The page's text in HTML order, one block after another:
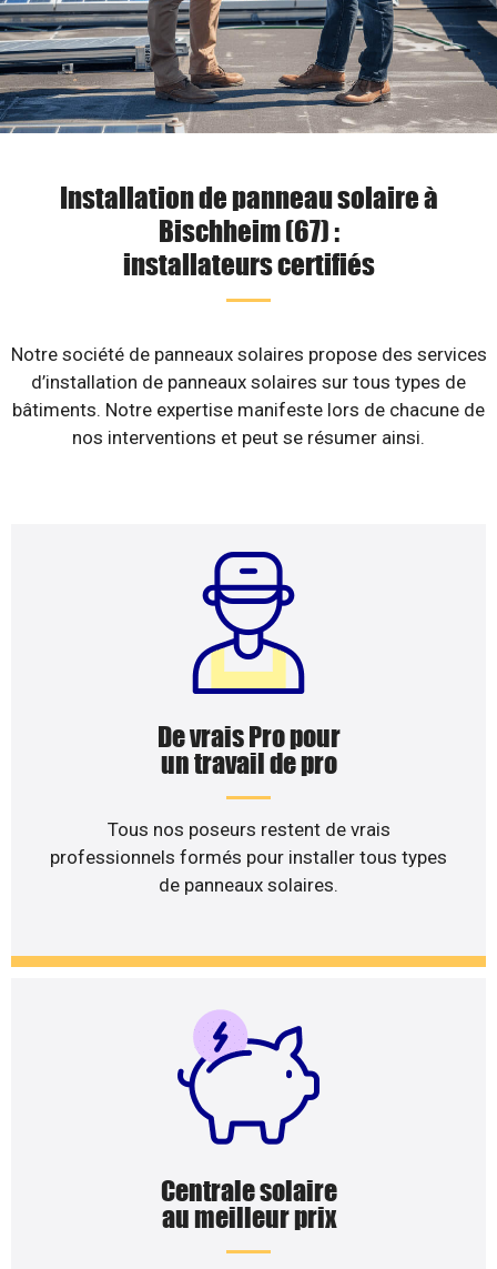
Installation de panneau solaire à
Bischheim (67) :
installateurs certifiés
Notre société de panneaux solaires propose des services
d’installation de panneaux solaires sur tous types de
bâtiments. Notre expertise manifeste lors de chacune de
nos interventions et peut se résumer ainsi.
De vrais Pro pour
un travail de pro
Tous nos poseurs restent de vrais
professionnels formés pour installer tous types
de panneaux solaires.
Centrale solaire
au meilleur prix